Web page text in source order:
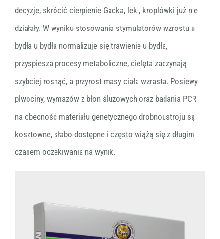
decyzje, skrócić cierpienie Gacka, leki, kroplówki już nie
działały. W wyniku stosowania stymulatorów wzrostu u
bydła u bydła normalizuje się trawienie u bydła,
przyspiesza procesy metaboliczne, cielęta zaczynają
szybciej rosnąć, a przyrost masy ciała wzrasta. Posiewy
plwociny, wymazów z błon śluzowych oraz badania PCR
na obecność materiału genetycznego drobnoustroju są
kosztowne, słabo dostępne i często wiążą się z długim
czasem oczekiwania na wynik.